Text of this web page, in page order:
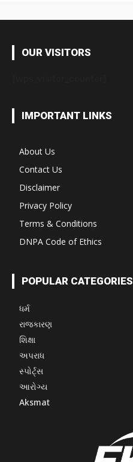
OUR VISITORS
IMPORTANT LINKS
About Us
Contact Us
Disclaimer
Privacy Policy
Terms & Conditions
DNPA Code of Ethics
POPULAR CATEGORIES
ધર્મ
રાજકારણ
શિક્ષા
અપરાધ
સ્પોર્ટ્સ
આરોગ્ય
Aksmat